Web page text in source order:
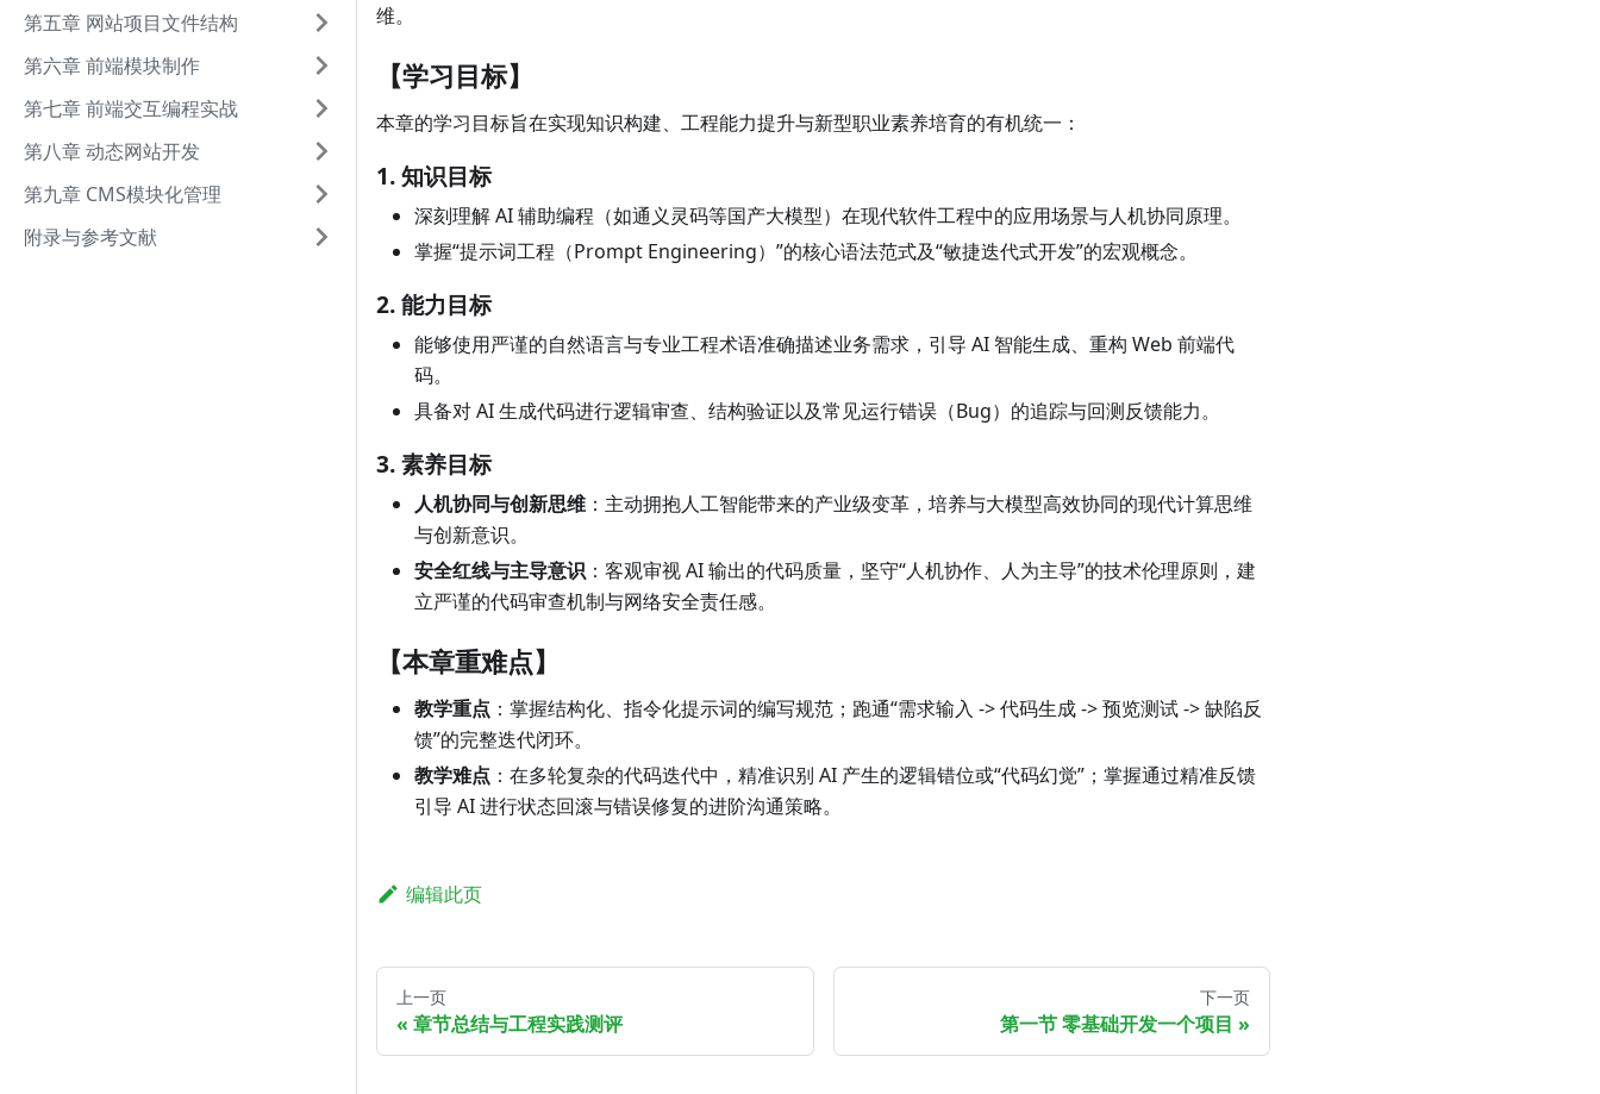
第五章 网站项目文件结构
第六章 前端模块制作
第七章 前端交互编程实战
第八章 动态网站开发
第九章 CMS模块化管理
附录与参考文献
维。
【学习目标】
本章的学习目标旨在实现知识构建、工程能力提升与新型职业素养培育的有机统一：
1. 知识目标
深刻理解 AI 辅助编程（如通义灵码等国产大模型）在现代软件工程中的应用场景与人机协同原理。
掌握“提示词工程（Prompt Engineering）”的核心语法范式及“敏捷迭代式开发”的宏观概念。
2. 能力目标
能够使用严谨的自然语言与专业工程术语准确描述业务需求，引导 AI 智能生成、重构 Web 前端代
码。
具备对 AI 生成代码进行逻辑审查、结构验证以及常见运行错误（Bug）的追踪与回测反馈能力。
3. 素养目标
人机协同与创新思维 ：主动拥抱人工智能带来的产业级变革，培养与大模型高效协同的现代计算思维
与创新意识。
安全红线与主导意识 ：客观审视 AI 输出的代码质量，坚守“人机协作、人为主导”的技术伦理原则，建
立严谨的代码审查机制与网络安全责任感。
【本章重难点】
教学重点 ：掌握结构化、指令化提示词的编写规范；跑通“需求输入 -> 代码生成 -> 预览测试 -> 缺陷反
馈”的完整迭代闭环。
教学难点 ：在多轮复杂的代码迭代中，精准识别 AI 产生的逻辑错位或“代码幻觉”；掌握通过精准反馈
引导 AI 进行状态回滚与错误修复的进阶沟通策略。
编辑此页
上一页
章节总结与工程实践测评
下一页
第一节 零基础开发一个项目